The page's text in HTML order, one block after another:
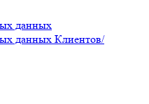
данных
данных Клиентов/